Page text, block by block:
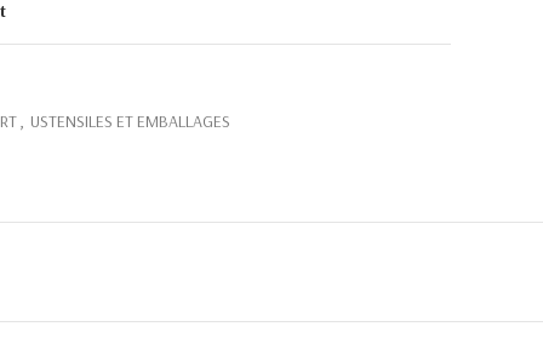
, USTENSILES ET EMBALLAGES